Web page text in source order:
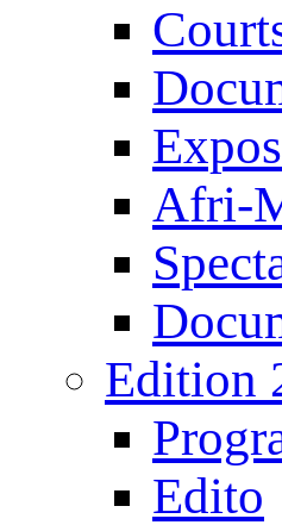
Afri-
Edition
Edito